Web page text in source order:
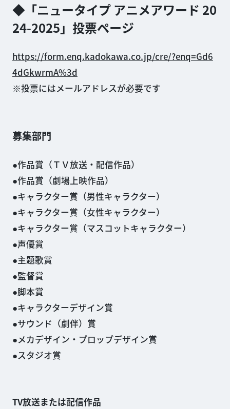
◆「ニュータイプ アニメアワード 20
24-2025」投票ページ
https://form.enq.kadokawa.co.jp/cre/?enq=Gd6
4dGkwrmA%3d
※投票にはメールアドレスが必要です
募集部門
作品賞（ＴＶ放送・配信作品）
作品賞（劇場上映作品）
キャラクター賞（男性キャラクター）
キャラクター賞（女性キャラクター）
キャラクター賞（マスコットキャラクター）
声優賞
主題歌賞
監督賞
脚本賞
キャラクターデザイン賞
サウンド（劇伴）賞
メカデザイン・プロップデザイン賞
スタジオ賞
TV放送または配信作品